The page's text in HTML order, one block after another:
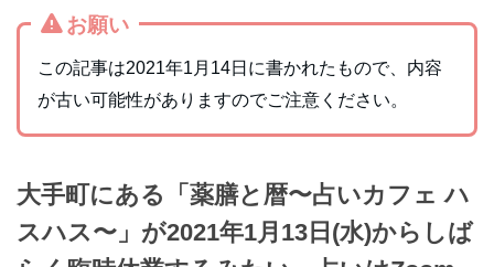
お願い
この記事は2021年1月14日に書かれたもので、内容
が古い可能性がありますのでご注意ください。
大手町にある「薬膳と暦〜占いカフェ ハ
スハス〜」が2021年1月13日(水)からしば